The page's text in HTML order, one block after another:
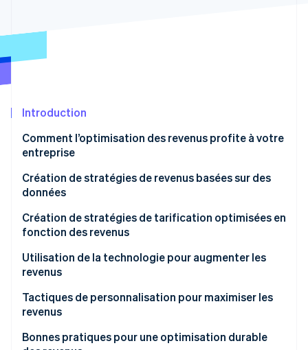
Radar
Atlas
Élimination du carbone
Vérification de l'identité
Stripe Sessions 2026
Découvrez comment Stripe construit l’infrastructure
Introduction
Comment l’optimisation des revenus profite à votre
entreprise
Création de stratégies de revenus basées sur des
données
Création de stratégies de tarification optimisées en
fonction des revenus
Utilisation de la technologie pour augmenter les
revenus
Tactiques de personnalisation pour maximiser les
revenus
Bonnes pratiques pour une optimisation durable